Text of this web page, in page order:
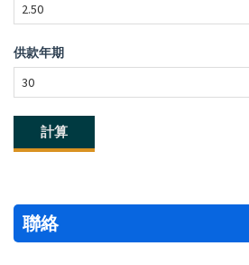
供款年期
聯絡